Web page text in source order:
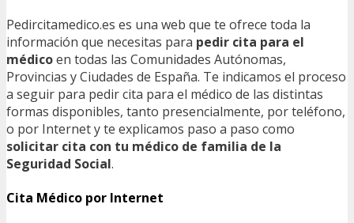
Pedircitamedico.es es una web que te ofrece toda la
información que necesitas para pedir cita para el
médicoen todas las Comunidades Autónomas,
Provincias y Ciudades de España. Te indicamos el proceso
a seguir para pedir cita para el médico de las distintas
formas disponibles, tanto presencialmente, por teléfono,
o por Internet y te explicamos paso a paso como
solicitar cita con tu médico de familia de la
Seguridad Social.
Cita Médico por Internet